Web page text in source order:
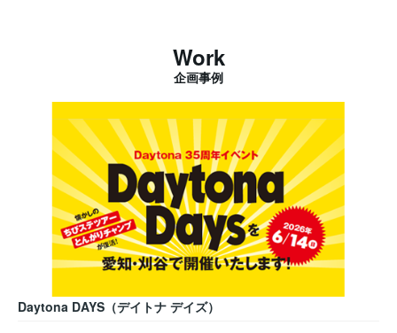
Work
企画事例
Daytona DAYS（デイトナ デイズ）